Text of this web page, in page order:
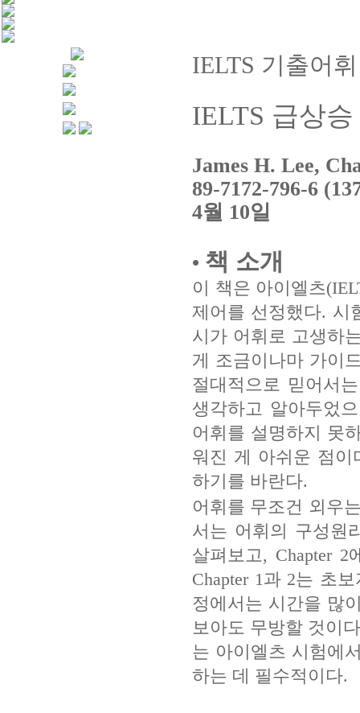
IELTS 기출어
IELTS 급상승
James H. Lee,
89-7172-796-6
4월 10일
• 책 소개
이 책은 아이엘츠
제어를 선정했다. 시
시가 어휘로 고생하
게 조금이나마 가이
절대적으로 믿어서
생각하고 알아두었
어휘를 설명하지 못
워진 게 아쉬운 점이
하기를 바란다.
어휘를 무조건 외우
서는 어휘의 구성원
살펴보고, Chapter
Chapter 1과 2는 초
정에서는 시간을 많
보아도 무방할 것이
는 아이엘츠 시험에
하는 데 필수적이다.